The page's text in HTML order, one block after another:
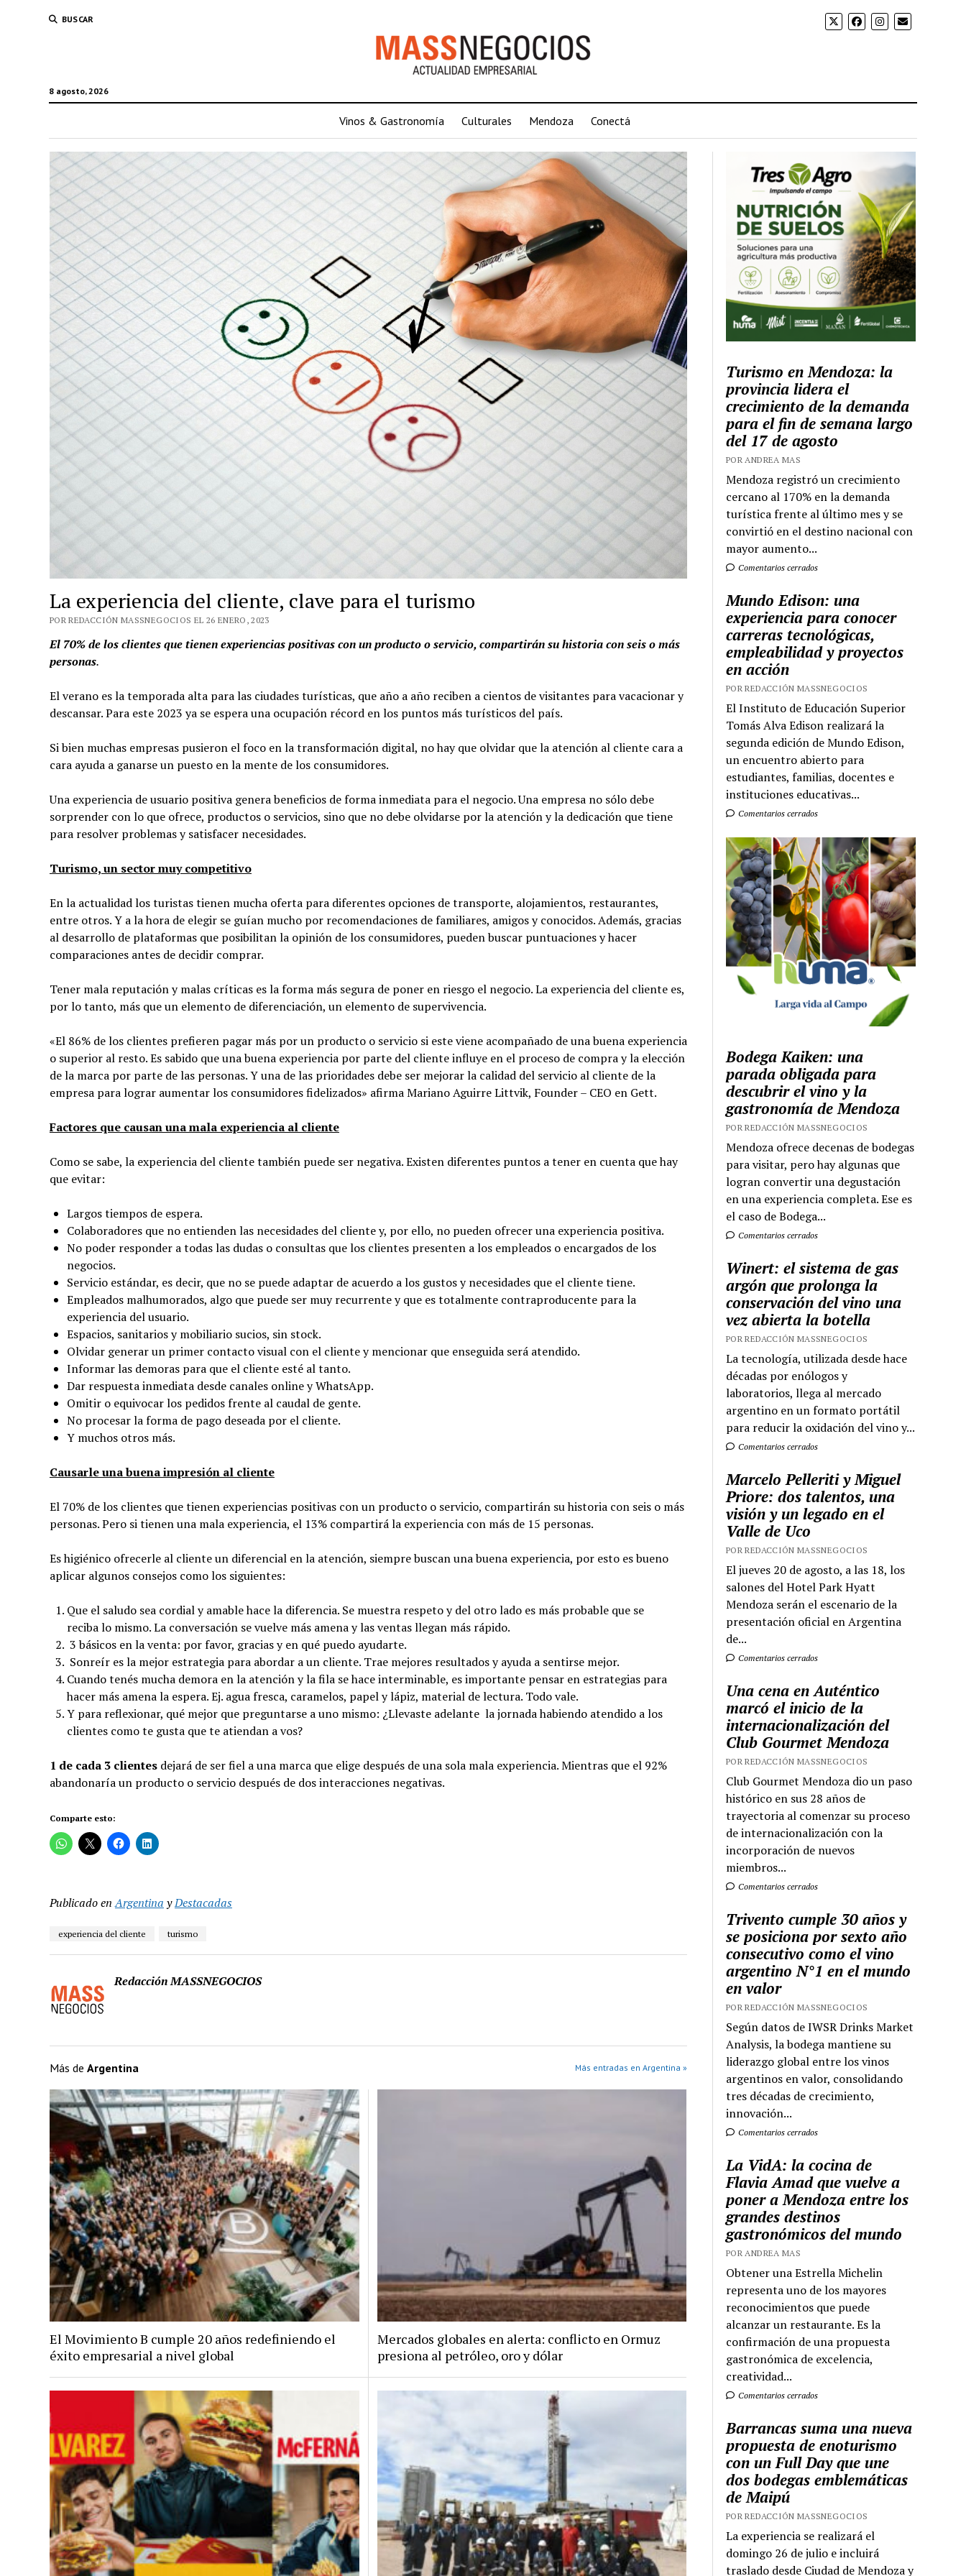
BUSCAR
8 agosto, 2026
Vinos & Gastronomía Culturales Mendoza Conectá
La experiencia del cliente, clave para el turismo
POR REDACCIÓN MASSNEGOCIOS EL 26 ENERO, 2023
El 70% de los clientes que tienen experiencias positivas con un producto o servicio, compartirán su historia con seis o más
personas.
El verano es la temporada alta para las ciudades turísticas, que año a año reciben a cientos de visitantes para vacacionar y
descansar. Para este 2023 ya se espera una ocupación récord en los puntos más turísticos del país.
Si bien muchas empresas pusieron el foco en la transformación digital, no hay que olvidar que la atención al cliente cara a
cara ayuda a ganarse un puesto en la mente de los consumidores.
Una experiencia de usuario positiva genera beneficios de forma inmediata para el negocio. Una empresa no sólo debe
sorprender con lo que ofrece, productos o servicios, sino que no debe olvidarse por la atención y la dedicación que tiene
para resolver problemas y satisfacer necesidades.
Turismo, un sector muy competitivo
En la actualidad los turistas tienen mucha oferta para diferentes opciones de transporte, alojamientos, restaurantes,
entre otros. Y a la hora de elegir se guían mucho por recomendaciones de familiares, amigos y conocidos. Además, gracias
al desarrollo de plataformas que posibilitan la opinión de los consumidores, pueden buscar puntuaciones y hacer
comparaciones antes de decidir comprar.
Tener mala reputación y malas críticas es la forma más segura de poner en riesgo el negocio. La experiencia del cliente es,
por lo tanto, más que un elemento de diferenciación, un elemento de supervivencia.
«El 86% de los clientes prefieren pagar más por un producto o servicio si este viene acompañado de una buena experiencia
o superior al resto. Es sabido que una buena experiencia por parte del cliente influye en el proceso de compra y la elección
de la marca por parte de las personas. Y una de las prioridades debe ser mejorar la calidad del servicio al cliente de la
empresa para lograr aumentar los consumidores fidelizados» afirma Mariano Aguirre Littvik, Founder – CEO en Gett.
Factores que causan una mala experiencia al cliente
Como se sabe, la experiencia del cliente también puede ser negativa. Existen diferentes puntos a tener en cuenta que hay
que evitar:
Largos tiempos de espera.
Colaboradores que no entienden las necesidades del cliente y, por ello, no pueden ofrecer una experiencia positiva.
No poder responder a todas las dudas o consultas que los clientes presenten a los empleados o encargados de los
negocios.
Servicio estándar, es decir, que no se puede adaptar de acuerdo a los gustos y necesidades que el cliente tiene.
Empleados malhumorados, algo que puede ser muy recurrente y que es totalmente contraproducente para la
experiencia del usuario.
Espacios, sanitarios y mobiliario sucios, sin stock.
Olvidar generar un primer contacto visual con el cliente y mencionar que enseguida será atendido.
Informar las demoras para que el cliente esté al tanto.
Dar respuesta inmediata desde canales online y WhatsApp.
Omitir o equivocar los pedidos frente al caudal de gente.
No procesar la forma de pago deseada por el cliente.
Y muchos otros más.
Causarle una buena impresión al cliente
El 70% de los clientes que tienen experiencias positivas con un producto o servicio, compartirán su historia con seis o más
personas. Pero si tienen una mala experiencia, el 13% compartirá la experiencia con más de 15 personas.
Es higiénico ofrecerle al cliente un diferencial en la atención, siempre buscan una buena experiencia, por esto es bueno
aplicar algunos consejos como los siguientes:
Que el saludo sea cordial y amable hace la diferencia. Se muestra respeto y del otro lado es más probable que se
reciba lo mismo. La conversación se vuelve más amena y las ventas llegan más rápido.
3 básicos en la venta: por favor, gracias y en qué puedo ayudarte.
Sonreír es la mejor estrategia para abordar a un cliente. Trae mejores resultados y ayuda a sentirse mejor.
Cuando tenés mucha demora en la atención y la fila se hace interminable, es importante pensar en estrategias para
hacer más amena la espera. Ej. agua fresca, caramelos, papel y lápiz, material de lectura. Todo vale.
Y para reflexionar, qué mejor que preguntarse a uno mismo: ¿Llevaste adelante la jornada habiendo atendido a los
clientes como te gusta que te atiendan a vos?
1 de cada 3 clientesdejará de ser fiel a una marca que elige después de una sola mala experiencia. Mientras que el 92%
abandonaría un producto o servicio después de dos interacciones negativas.
Comparte esto:
Publicado en Argentina yDestacadas
experiencia del cliente turismo
Redacción MASSNEGOCIOS
Más de Argentina Más entradas en Argentina »
El Movimiento B cumple 20 años redefiniendo el
éxito empresarial a nivel global
Mercados globales en alerta: conflicto en Ormuz
presiona al petróleo, oro y dólar
Turismo en Mendoza: la
provincia lidera el
crecimiento de la demanda
para el fin de semana largo
del 17 de agosto
POR ANDREA MAS
Mendoza registró un crecimiento
cercano al 170% en la demanda
turística frente al último mes y se
convirtió en el destino nacional con
mayor aumento...
Comentarios cerrados
Mundo Edison: una
experiencia para conocer
carreras tecnológicas,
empleabilidad y proyectos
en acción
POR REDACCIÓN MASSNEGOCIOS
El Instituto de Educación Superior
Tomás Alva Edison realizará la
segunda edición de Mundo Edison,
un encuentro abierto para
estudiantes, familias, docentes e
instituciones educativas...
Comentarios cerrados
Bodega Kaiken: una
parada obligada para
descubrir el vino y la
gastronomía de Mendoza
POR REDACCIÓN MASSNEGOCIOS
Mendoza ofrece decenas de bodegas
para visitar, pero hay algunas que
logran convertir una degustación
en una experiencia completa. Ese es
el caso de Bodega...
Comentarios cerrados
Winert: el sistema de gas
argón que prolonga la
conservación del vino una
vez abierta la botella
POR REDACCIÓN MASSNEGOCIOS
La tecnología, utilizada desde hace
décadas por enólogos y
laboratorios, llega al mercado
argentino en un formato portátil
para reducir la oxidación del vino y...
Comentarios cerrados
Marcelo Pelleriti y Miguel
Priore: dos talentos, una
visión y un legado en el
Valle de Uco
POR REDACCIÓN MASSNEGOCIOS
El jueves 20 de agosto, a las 18, los
salones del Hotel Park Hyatt
Mendoza serán el escenario de la
presentación oficial en Argentina
de...
Comentarios cerrados
Una cena en Auténtico
marcó el inicio de la
internacionalización del
Club Gourmet Mendoza
POR REDACCIÓN MASSNEGOCIOS
Club Gourmet Mendoza dio un paso
histórico en sus 28 años de
trayectoria al comenzar su proceso
de internacionalización con la
incorporación de nuevos
miembros...
Comentarios cerrados
Trivento cumple 30 años y
se posiciona por sexto año
consecutivo como el vino
argentino N°1 en el mundo
en valor
POR REDACCIÓN MASSNEGOCIOS
Según datos de IWSR Drinks Market
Analysis, la bodega mantiene su
liderazgo global entre los vinos
argentinos en valor, consolidando
tres décadas de crecimiento,
innovación...
Comentarios cerrados
La VidA: la cocina de
Flavia Amad que vuelve a
poner a Mendoza entre los
grandes destinos
gastronómicos del mundo
POR ANDREA MAS
Obtener una Estrella Michelin
representa uno de los mayores
reconocimientos que puede
alcanzar un restaurante. Es la
confirmación de una propuesta
gastronómica de excelencia,
creatividad...
Comentarios cerrados
Barrancas suma una nueva
propuesta de enoturismo
con un Full Day que une
dos bodegas emblemáticas
de Maipú
POR REDACCIÓN MASSNEGOCIOS
La experiencia se realizará el
domingo 26 de julio e incluirá
traslado desde Ciudad de Mendoza y